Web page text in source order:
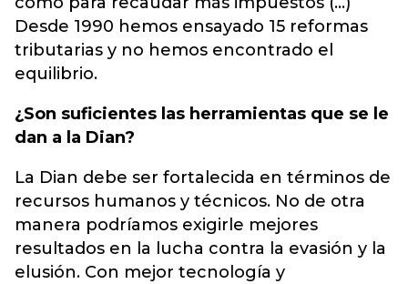
Desde 1990 hemos ensayado 15 reformas
tributarias y no hemos encontrado el
equilibrio.
¿Son suficientes las herramientas que se le
dan a la Dian?
La Dian debe ser fortalecida en términos de
recursos humanos y técnicos. No de otra
manera podríamos exigirle mejores
resultados en la lucha contra la evasión y la
elusión. Con mejor tecnología y